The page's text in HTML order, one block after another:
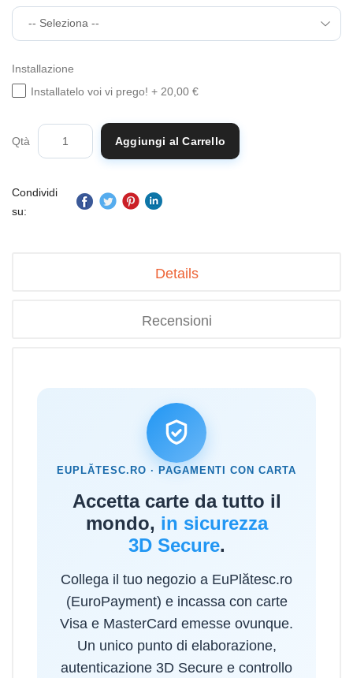
Installazione
Installatelo voi vi prego! + 20,00 €
Qtà Aggiungi al Carrello
Condividi
su:
Details
Recensioni
EUPLĂTESC.RO · PAGAMENTI CON CARTA
Accetta carte da tutto il
mondo, in sicurezza
3D Secure.
Collega il tuo negozio a EuPlătesc.ro
(EuroPayment) e incassa con carte
Visa e MasterCard emesse ovunque.
Un unico punto di elaborazione,
autenticazione 3D Secure e controllo